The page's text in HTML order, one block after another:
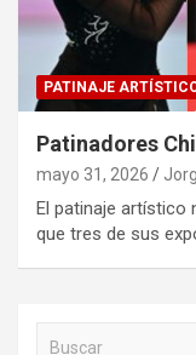
PATINAJE
Patinadores
mayo 31, 2026
El patinaje artístico
que tres de sus